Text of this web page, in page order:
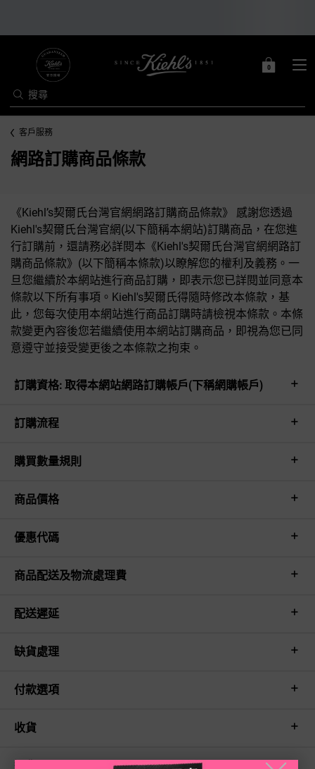
搜尋
購0
0 PRODUCT IN
客戶服務
網路訂購商品條款
《Kiehl’s契爾氏台灣官網網路訂購商品條款》 感謝您透過
Kiehl's契爾氏台灣官網(以下簡稱本網站)訂購商品，在您進
行訂購前，還請務必詳閱本《Kiehl's契爾氏台灣官網網路訂
購商品條款》(以下簡稱本條款)以瞭解您的權利及義務。一
旦您繼續於本網站進行商品訂購，即表示您已詳閱並同意本
條款以下所有事項。Kiehl's契爾氏得隨時修改本條款，基
此，您每次使用本網站進行商品訂購時請檢視本條款。本條
款變更內容後您若繼續使用本網站訂購商品，即視為您已同
意遵守並接受變更後之本條款之拘束。
訂購資格: 取得本網站網路訂購帳戶(下稱網購帳戶)
訂購流程
購買數量規則
商品價格
優惠代碼
商品配送及物流處理費
配送遲延
缺貨處理
付款選項
收貨